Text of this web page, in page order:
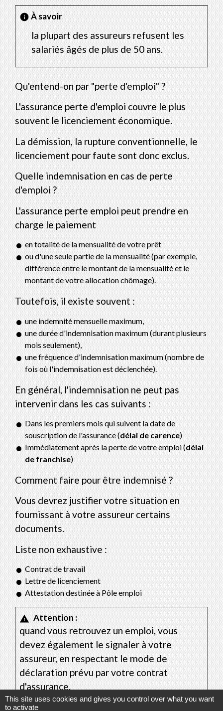
infoÀ savoir
la plupart des assureurs refusent les
salariés âgés de plus de 50 ans.
Qu'entend-on par "perte d'emploi" ?
L'assurance perte d'emploi couvre le plus
souvent le licenciement économique.
La démission, la rupture conventionnelle, le
licenciement pour faute sont donc exclus.
Quelle indemnisation en cas de perte
d'emploi ?
L'assurance perte emploi peut prendre en
charge le paiement
en totalité de la mensualité de votre prêt
ou d'une seule partie de la mensualité (par exemple,
différence entre le montant de la mensualité et le
montant de votre allocation chômage).
Toutefois, il existe souvent :
une indemnité mensuelle maximum,
une durée d'indemnisation maximum (durant plusieurs
mois seulement),
une fréquence d'indemnisation maximum (nombre de
fois où l'indemnisation est déclenchée).
En général, l'indemnisation ne peut pas
intervenir dans les cas suivants :
Dans les premiers mois qui suivent la date de
souscription de l'assurance (délai de carence)
Immédiatement après la perte de votre emploi (délai
de franchise)
Comment faire pour être indemnisé ?
Vous devrez justifier votre situation en
fournissant à votre assureur certains
documents.
Liste non exhaustive :
Contrat de travail
Lettre de licenciement
Attestation destinée à Pôle emploi
warning Attention :
quand vous retrouvez un emploi, vous
devez également le signaler à votre
assureur, en respectant le mode de
déclaration prévu par votre contrat
d'assurance.
This site uses cookies and gives you control over what you want
to activate